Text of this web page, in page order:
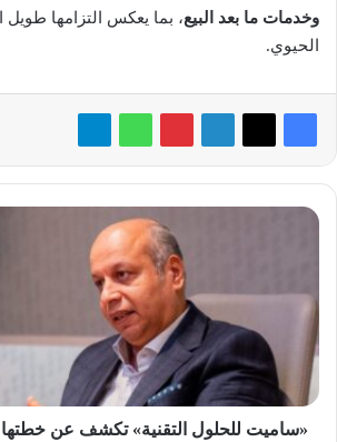
وخدمات ما بعد البيع، بما يعكس التزامها طويل
الحيوي.
«ساميت
عن
خطتها
التوسعية
الإقليمية
وتتوقع
نموًا
«ساميت للحلول التقنية» تكشف عن خطتها